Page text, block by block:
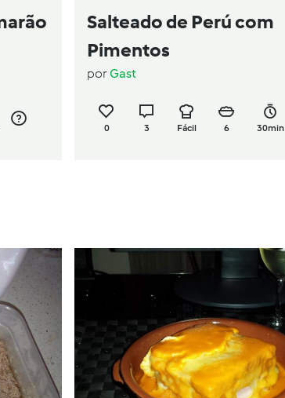
Salteado de Perú com
Pimentos
porGast
0 3 Fácil 6 30min